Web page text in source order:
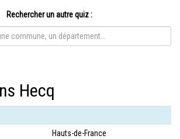
Rechercher un autre quiz :
Hecq
Hauts-de-France